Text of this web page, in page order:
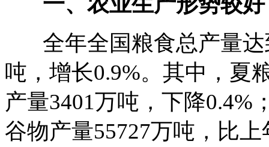
全年全国粮食总产量达
吨，增长0.9%。其中，夏
产量3401万吨，下降0.4%
谷物产量55727万吨，比